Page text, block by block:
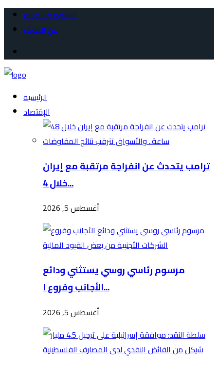
الشروط والأحكام
عن المؤشر
الرئيسية
الإقتصاد
ترامب يتحدث عن انفراجة مرتقبة مع إيران
خلال 4...
أغسطس 5, 2026
مرسوم رئاسي روسي يستثني ودائع
الأجانب وفروع ا...
أغسطس 5, 2026